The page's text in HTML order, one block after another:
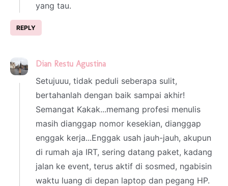
yang tau.
REPLY
Dian Restu Agustina
Setujuuu, tidak peduli seberapa sulit,
bertahanlah dengan baik sampai akhir!
Semangat Kakak...memang profesi menulis
masih dianggap nomor kesekian, dianggap
enggak kerja...Enggak usah jauh-jauh, akupun
di rumah aja IRT, sering datang paket, kadang
jalan ke event, terus aktif di sosmed, ngabisin
waktu luang di depan laptop dan pegang HP.